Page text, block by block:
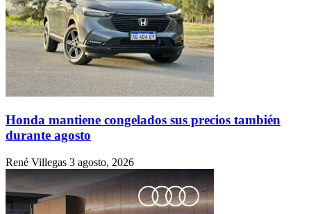
Honda mantiene congelados sus precios también
durante agosto
René Villegas 3 agosto, 2026